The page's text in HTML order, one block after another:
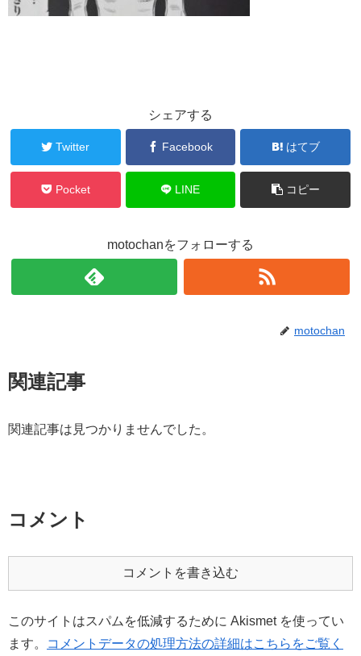
シェアする
Twitter Facebook はてブ
Pocket LINE コピー
motochanをフォローする
motochan
関連記事
関連記事は見つかりませんでした。
コメント
コメントを書き込む
このサイトはスパムを低減するために Akismet を使ってい
ます。
コメントデータの処理方法の詳細はこちらをご覧く